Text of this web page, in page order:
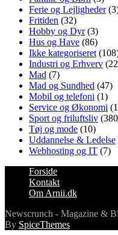
Ferie og Lejligheder
Fritiden (32)
Hobby og Dyr(3)
Hus og Have (86)
Ikke kategoriseret
Industri og Erhverv
Mad (7)
Mad og Sundhed (47)
Mobil og telefoni (1)
Service og Økonomi
Sport og friluftsliv
Tøj og mode (10)
Uddannelse & Ledelse
Webhosting og IT (7)
Forside
Kontakt
Om Arnii.dk
Newscrunch - Magazine &
By SpiceThemes